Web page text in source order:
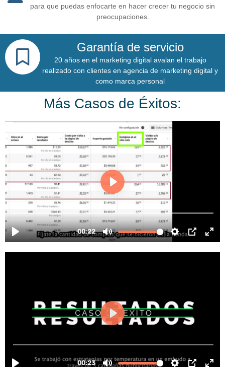
para que puedas enfocarte en hacer crecer tu negocio sin
preocupaciones.
Garantía de servicio
20 años en el marketing digital avalan el trabajo
realizado con clientes en agencia de marketing digital y
como marca personal
Más Casos de Éxitos: